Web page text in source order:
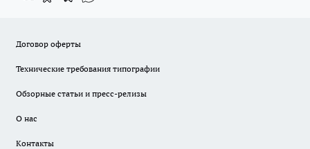
Договор оферты
Технические требования типографии
Обзорные статьи и пресс-релизы
О нас
Контакты